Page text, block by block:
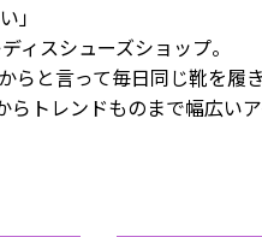
」
ィスシューズショップ。
と言って毎日同じ靴を履
トレンドものまで幅広いア